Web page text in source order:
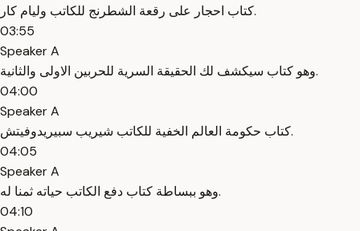
كتاب احجار على رقعة الشطرنج للكاتب وليام كار.
03:55
Speaker A
وهو كتاب سيكشف لك الحقيقة السرية للحربين الاولى والثانية.
04:00
Speaker A
كتاب حكومة العالم الخفية للكاتب شيريب سبيريدوفيتش.
04:05
Speaker A
وهو ببساطة كتاب دفع الكاتب حياته ثمنا له.
04:10